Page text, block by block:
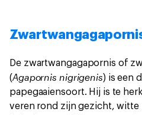
De zwartwangagapornis of
(Agapornis nigrigenis) is een
papegaaiensoort. Hij is te
veren rond zijn gezicht,